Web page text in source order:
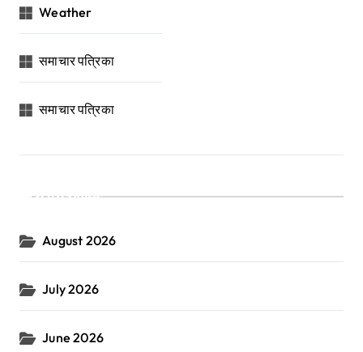
Weather
समाचार पत्रिका
समाचार पत्रिका
Archives
August 2026
July 2026
June 2026